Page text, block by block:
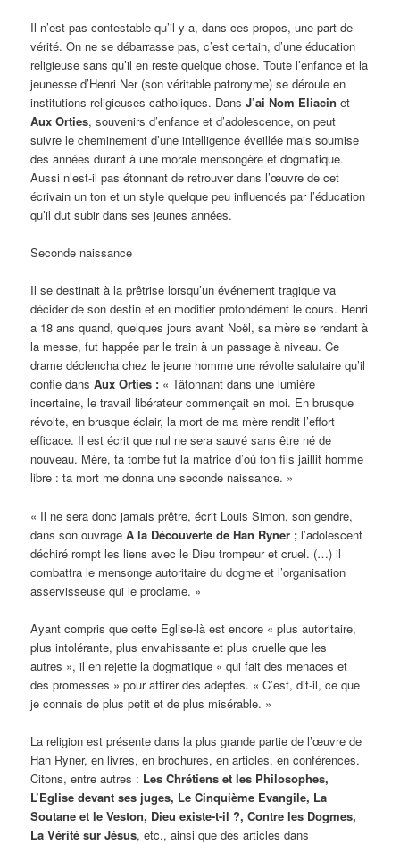
Il n’est pas contestable qu’il y a, dans ces propos, une part de
vérité. On ne se débarrasse pas, c’est certain, d’une éducation
religieuse sans qu’il en reste quelque chose. Toute l’enfance et la
jeunesse d’Henri Ner (son véritable patronyme) se déroule en
institutions religieuses catholiques. DansJ’ai Nom Eliacinet
Aux Orties, souvenirs d’enfance et d’adolescence, on peut
suivre le cheminement d’une intelligence éveillée mais soumise
des années durant à une morale mensongère et dogmatique.
Aussi n’est-il pas étonnant de retrouver dans l’œuvre de cet
écrivain un ton et un style quelque peu influencés par l’éducation
qu’il dut subir dans ses jeunes années.
Seconde naissance
Il se destinait à la prêtrise lorsqu’un événement tragique va
décider de son destin et en modifier profondément le cours. Henri
a 18 ans quand, quelques jours avant Noël, sa mère se rendant à
la messe, fut happée par le train à un passage à niveau. Ce
drame déclencha chez le jeune homme une révolte salutaire qu’il
confie dansAux Orties : « Tâtonnant dans une lumière
incertaine, le travail libérateur commençait en moi. En brusque
révolte, en brusque éclair, la mort de ma mère rendit l’effort
efficace. Il est écrit que nul ne sera sauvé sans être né de
nouveau. Mère, ta tombe fut la matrice d’où ton fils jaillit homme
libre : ta mort me donna une seconde naissance. »
« Il ne sera donc jamais prêtre, écrit Louis Simon, son gendre,
dans son ouvrageA la Découverte de Han Ryner ;l’adolescent
déchiré rompt les liens avec le Dieu trompeur et cruel. (…) il
combattra le mensonge autoritaire du dogme et l’organisation
asservisseuse qui le proclame. »
Ayant compris que cette Eglise-là est encore « plus autoritaire,
plus intolérante, plus envahissante et plus cruelle que les
autres », il en rejette la dogmatique « qui fait des menaces et
des promesses » pour attirer des adeptes. « C’est, dit-il, ce que
je connais de plus petit et de plus misérable. »
La religion est présente dans la plus grande partie de l’œuvre de
Han Ryner, en livres, en brochures, en articles, en conférences.
Citons, entre autres : Les Chrétiens et les Philosophes,
L’Eglise devant ses juges, Le Cinquième Evangile, La
Soutane et le Veston, Dieu existe-t-il ?, Contre les Dogmes,
La Vérité sur Jésus, etc., ainsi que des articles dans